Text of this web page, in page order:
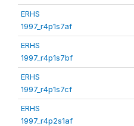
ERHS
1997_r4p1s7af
ERHS
1997_r4p1s7bf
ERHS
1997_r4p1s7cf
ERHS
1997_r4p2s1af